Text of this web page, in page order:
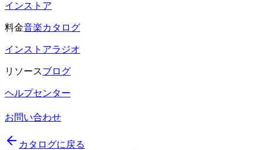
インストア
料金音楽カタログ
インストアラジオ
リソースブログ
ヘルプセンター
お問い合わせ
カタログに戻る